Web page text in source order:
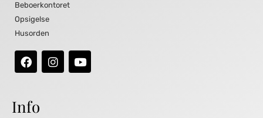
Beboerkontoret
Opsigelse
Husorden
Info